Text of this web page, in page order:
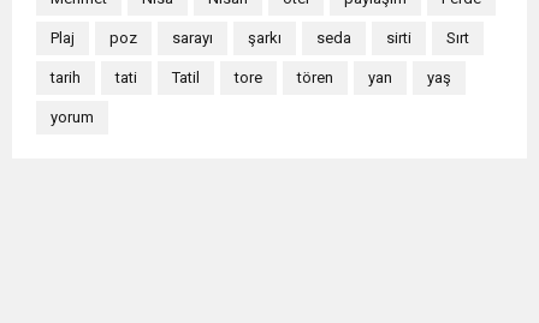
Plaj poz sarayı şarkı seda sirti Sırt
tarih tati Tatil tore tören yan yaş
yorum